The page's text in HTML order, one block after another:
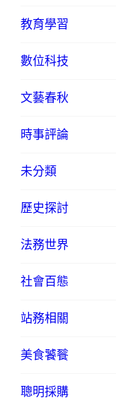
教育學習
數位科技
文藝春秋
時事評論
未分類
歷史探討
法務世界
社會百態
站務相關
美食饕餮
聰明採購